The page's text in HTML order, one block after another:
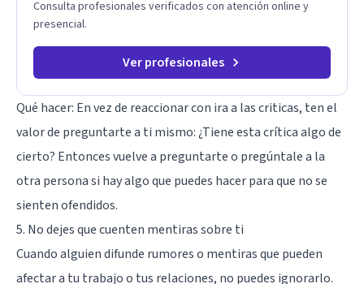
raíz de lo que te ocurre, la Dra. Sandra Milena Jiménez Duque
es una de las mejores opciones para acompañarte. Porque
cuando sanas tu mundo interno, cambias tu forma de pensar,
Consulta profesionales verificados con atención online y
presencial.
Ver profesionales
Qué hacer: En vez de reaccionar con ira a las criticas, ten el
valor de preguntarte a ti mismo: ¿Tiene esta crítica algo de
cierto? Entonces vuelve a preguntarte o pregúntale a la
otra persona si hay algo que puedes hacer para que no se
sienten ofendidos.
5. No dejes que cuenten mentiras sobre ti
Cuando alguien difunde rumores o mentiras que pueden
afectar a tu trabajo o tus relaciones, no puedes ignorarlo.